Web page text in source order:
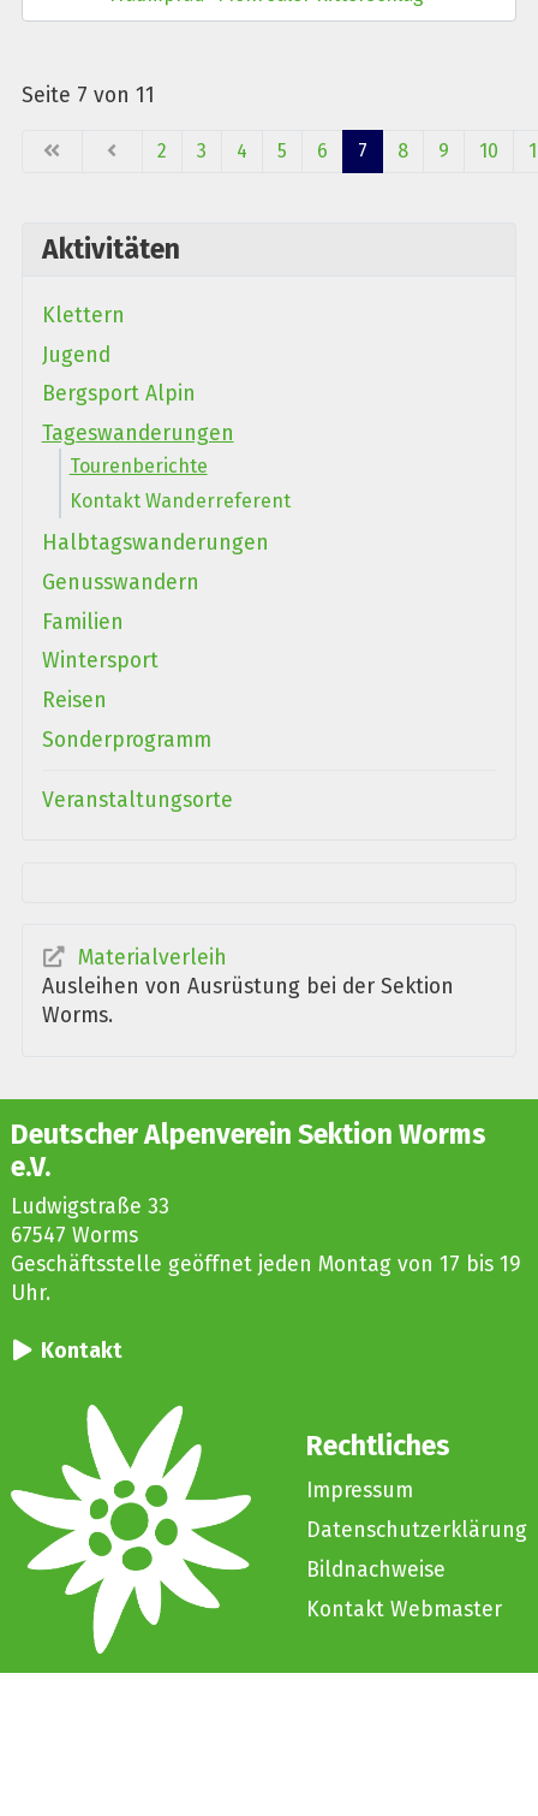
Aktivitäten
Klettern
Jugend
Bergsport Alpin
Tageswanderungen
Tourenberichte
Kontakt Wanderreferent
Halbtagswanderungen
Genusswandern
Familien
Wintersport
Reisen
Sonderprogramm
Veranstaltungsorte
Materialverleih
Ausleihen von Ausrüstung bei der Sektion
Worms.
Seite 7 von 11
2 3 4 5 6 7 8 9 10
Deutscher Alpenverein Sektion Worms
e.V.
Ludwigstraße 33
67547 Worms
Geschäftsstelle geöffnet jeden Montag von 17 bis 19
Uhr.
Kontakt
Rechtliches
Impressum
Datenschutzerklärung
Bildnachweise
Kontakt Webmaster